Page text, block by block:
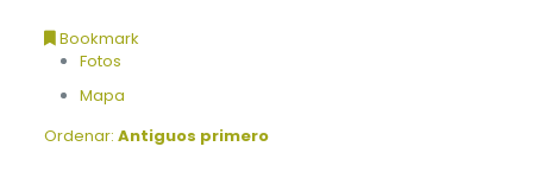
Bookmark
Fotos
Mapa
Ordenar: Antiguos primero